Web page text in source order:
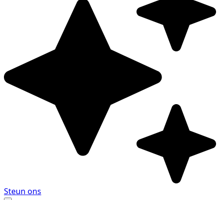
Steun ons